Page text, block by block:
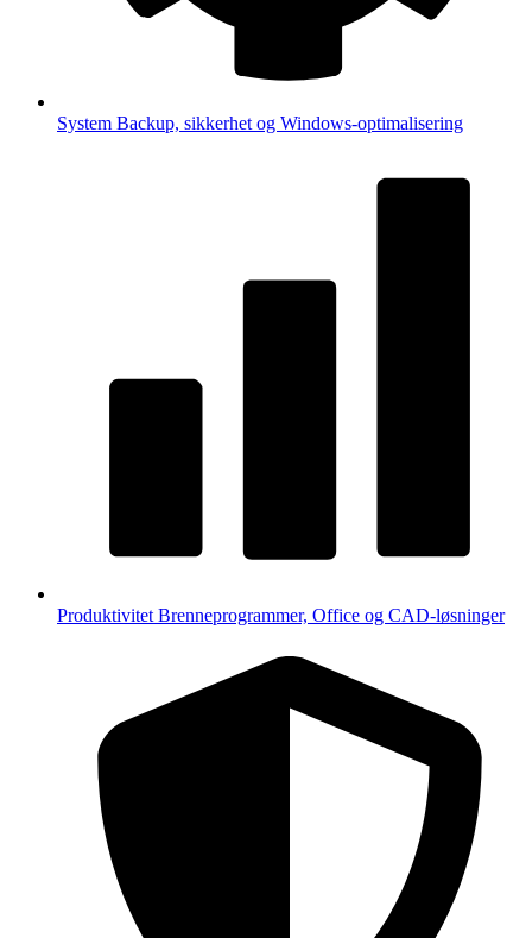
System Backup, sikkerhet og Windows-optimalisering
Produktivitet Brenneprogrammer, Office og CAD-løsninger